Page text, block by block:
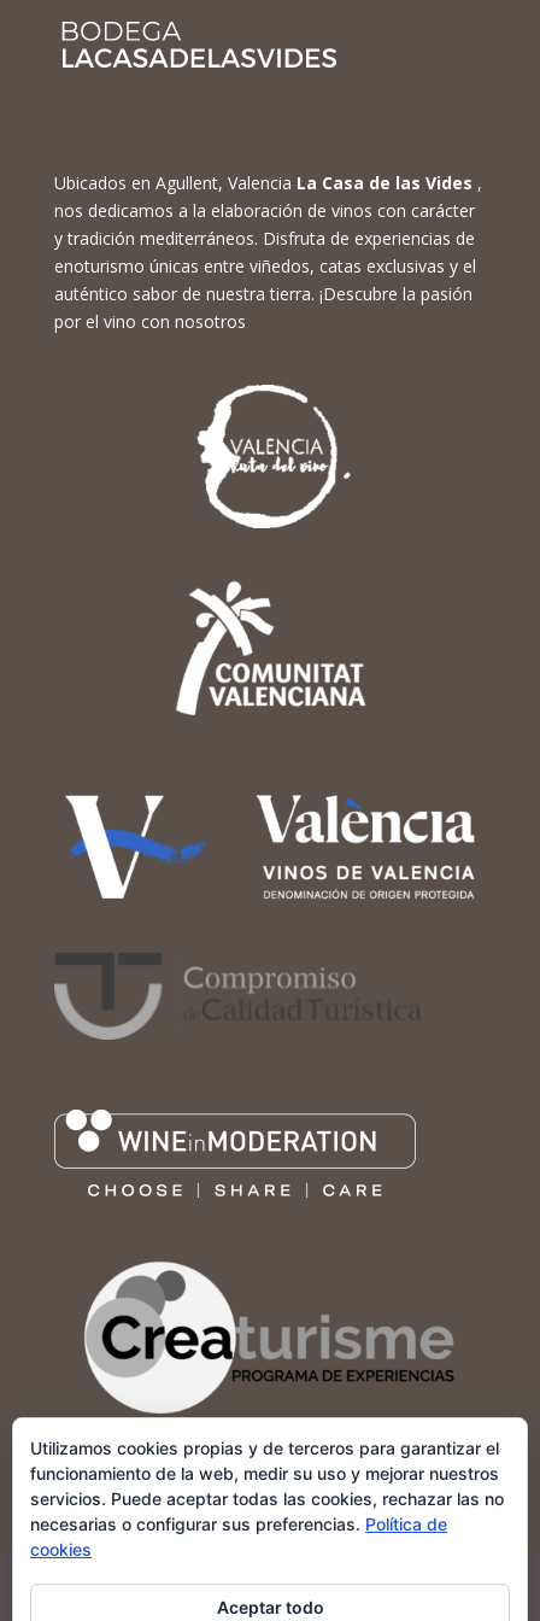
Ubicados en Agullent, Valencia La Casa de las Vides ,
nos dedicamos a la elaboración de vinos con carácter
y tradición mediterráneos. Disfruta de experiencias de
enoturismo únicas entre viñedos, catas exclusivas y el
auténtico sabor de nuestra tierra. ¡Descubre la pasión
por el vino con nosotros
POLÍTICA DE COOKIES
APARTADO LEGAL
MI CUENTA
Utilizamos cookies propias y de terceros para garantizar el
funcionamiento de la web, medir su uso y mejorar nuestros
servicios. Puede aceptar todas las cookies, rechazar las no
necesarias o configurar sus preferencias. Política de
cookies
Aceptar todo